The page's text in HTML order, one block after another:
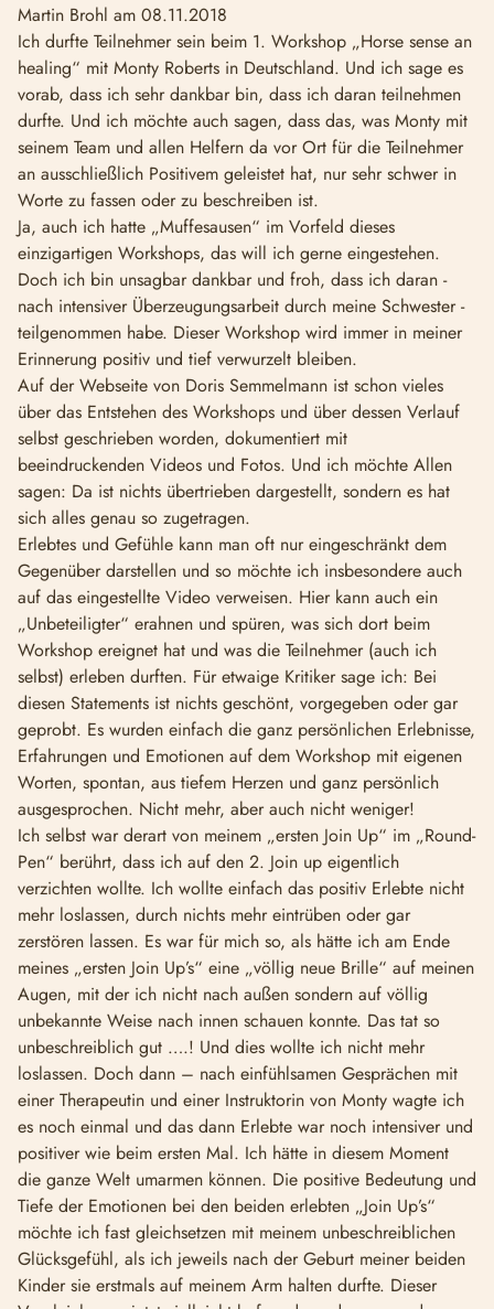
Martin Brohl am 08.11.2018
Ich durfte Teilnehmer sein beim 1. Workshop „Horse sense an
healing“ mit Monty Roberts in Deutschland. Und ich sage es
vorab, dass ich sehr dankbar bin, dass ich daran teilnehmen
durfte. Und ich möchte auch sagen, dass das, was Monty mit
seinem Team und allen Helfern da vor Ort für die Teilnehmer
an ausschließlich Positivem geleistet hat, nur sehr schwer in
Worte zu fassen oder zu beschreiben ist.
Ja, auch ich hatte „Muffesausen“ im Vorfeld dieses
einzigartigen Workshops, das will ich gerne eingestehen.
Doch ich bin unsagbar dankbar und froh, dass ich daran -
nach intensiver Überzeugungsarbeit durch meine Schwester -
teilgenommen habe. Dieser Workshop wird immer in meiner
Erinnerung positiv und tief verwurzelt bleiben.
Auf der Webseite von Doris Semmelmann ist schon vieles
über das Entstehen des Workshops und über dessen Verlauf
selbst geschrieben worden, dokumentiert mit
beeindruckenden Videos und Fotos. Und ich möchte Allen
sagen: Da ist nichts übertrieben dargestellt, sondern es hat
sich alles genau so zugetragen.
Erlebtes und Gefühle kann man oft nur eingeschränkt dem
Gegenüber darstellen und so möchte ich insbesondere auch
auf das eingestellte Video verweisen. Hier kann auch ein
„Unbeteiligter“ erahnen und spüren, was sich dort beim
Workshop ereignet hat und was die Teilnehmer (auch ich
selbst) erleben durften. Für etwaige Kritiker sage ich: Bei
diesen Statements ist nichts geschönt, vorgegeben oder gar
geprobt. Es wurden einfach die ganz persönlichen Erlebnisse,
Erfahrungen und Emotionen auf dem Workshop mit eigenen
Worten, spontan, aus tiefem Herzen und ganz persönlich
ausgesprochen. Nicht mehr, aber auch nicht weniger!
Ich selbst war derart von meinem „ersten Join Up“ im „Round-
Pen“ berührt, dass ich auf den 2. Join up eigentlich
verzichten wollte. Ich wollte einfach das positiv Erlebte nicht
mehr loslassen, durch nichts mehr eintrüben oder gar
zerstören lassen. Es war für mich so, als hätte ich am Ende
meines „ersten Join Up’s“ eine „völlig neue Brille“ auf meinen
Augen, mit der ich nicht nach außen sondern auf völlig
unbekannte Weise nach innen schauen konnte. Das tat so
unbeschreiblich gut ….! Und dies wollte ich nicht mehr
loslassen. Doch dann – nach einfühlsamen Gesprächen mit
einer Therapeutin und einer Instruktorin von Monty wagte ich
es noch einmal und das dann Erlebte war noch intensiver und
positiver wie beim ersten Mal. Ich hätte in diesem Moment
die ganze Welt umarmen können. Die positive Bedeutung und
Tiefe der Emotionen bei den beiden erlebten „Join Up’s“
möchte ich fast gleichsetzen mit meinem unbeschreiblichen
Glücksgefühl, als ich jeweils nach der Geburt meiner beiden
Kinder sie erstmals auf meinem Arm halten durfte. Dieser